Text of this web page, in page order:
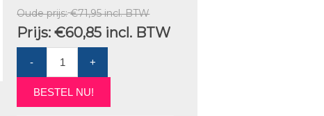
Oude prijs: €71,95 incl. BTW
Prijs: €60,85 incl. BTW
- +
BESTEL NU!